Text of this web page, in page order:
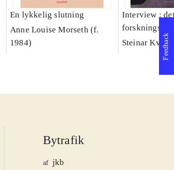
En lykkelig slutning
Anne Louise Morseth (f.
1984)
Interview :
håndværk
Steinar Kvale
Bytrafik
af jkb
Feedback